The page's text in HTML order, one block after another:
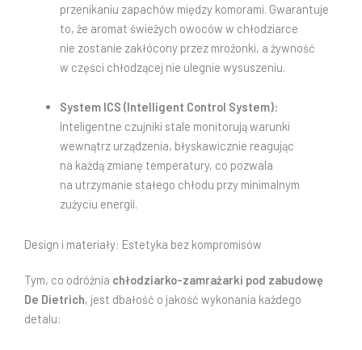
przenikaniu zapachów między komorami. Gwarantuje
to, że aromat świeżych owoców w chłodziarce
nie zostanie zakłócony przez mrożonki, a żywność
w części chłodzącej nie ulegnie wysuszeniu.
System ICS (Intelligent Control System):
Inteligentne czujniki stale monitorują warunki
wewnątrz urządzenia, błyskawicznie reagując
na każdą zmianę temperatury, co pozwala
na utrzymanie stałego chłodu przy minimalnym
zużyciu energii.
Design i materiały: Estetyka bez kompromisów
Tym, co odróżnia chłodziarko-zamrażarki pod zabudowę
De Dietrich, jest dbałość o jakość wykonania każdego
detalu: